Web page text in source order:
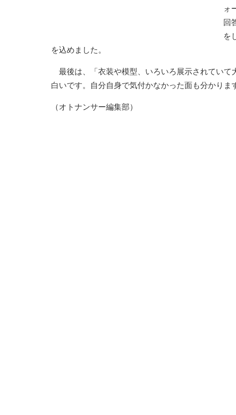
ォ
回
を
を込めました。
最後は、「衣装や模型、いろいろ展示されていて
白いです。自分自身で気付かなかった面も分かりま
（オトナンサー編集部）